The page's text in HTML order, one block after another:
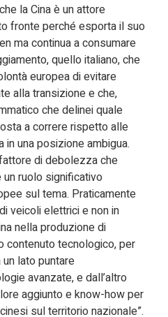
la Cina è un attore
fronte perché esporta il suo
ma continua a consumare
quello italiano, che
europea di evitare
alla transizione e che,
che delinei quale
a correre rispetto alle
una posizione ambigua.
di debolezza che
ruolo significativo
sul tema. Praticamente
veicoli elettrici e non in
nella produzione di
contenuto tecnologico, per
lato puntare
avanzate, e dall’altro
aggiunto e know-how per
sul territorio nazionale”.